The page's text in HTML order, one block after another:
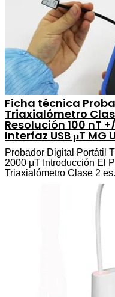
Ficha técnica
Triaxialómetro
Resolución 100 nT
Interfaz USB μT
Probador Digital Portátil
2000 μT Introducción El
Triaxialómetro Clase 2